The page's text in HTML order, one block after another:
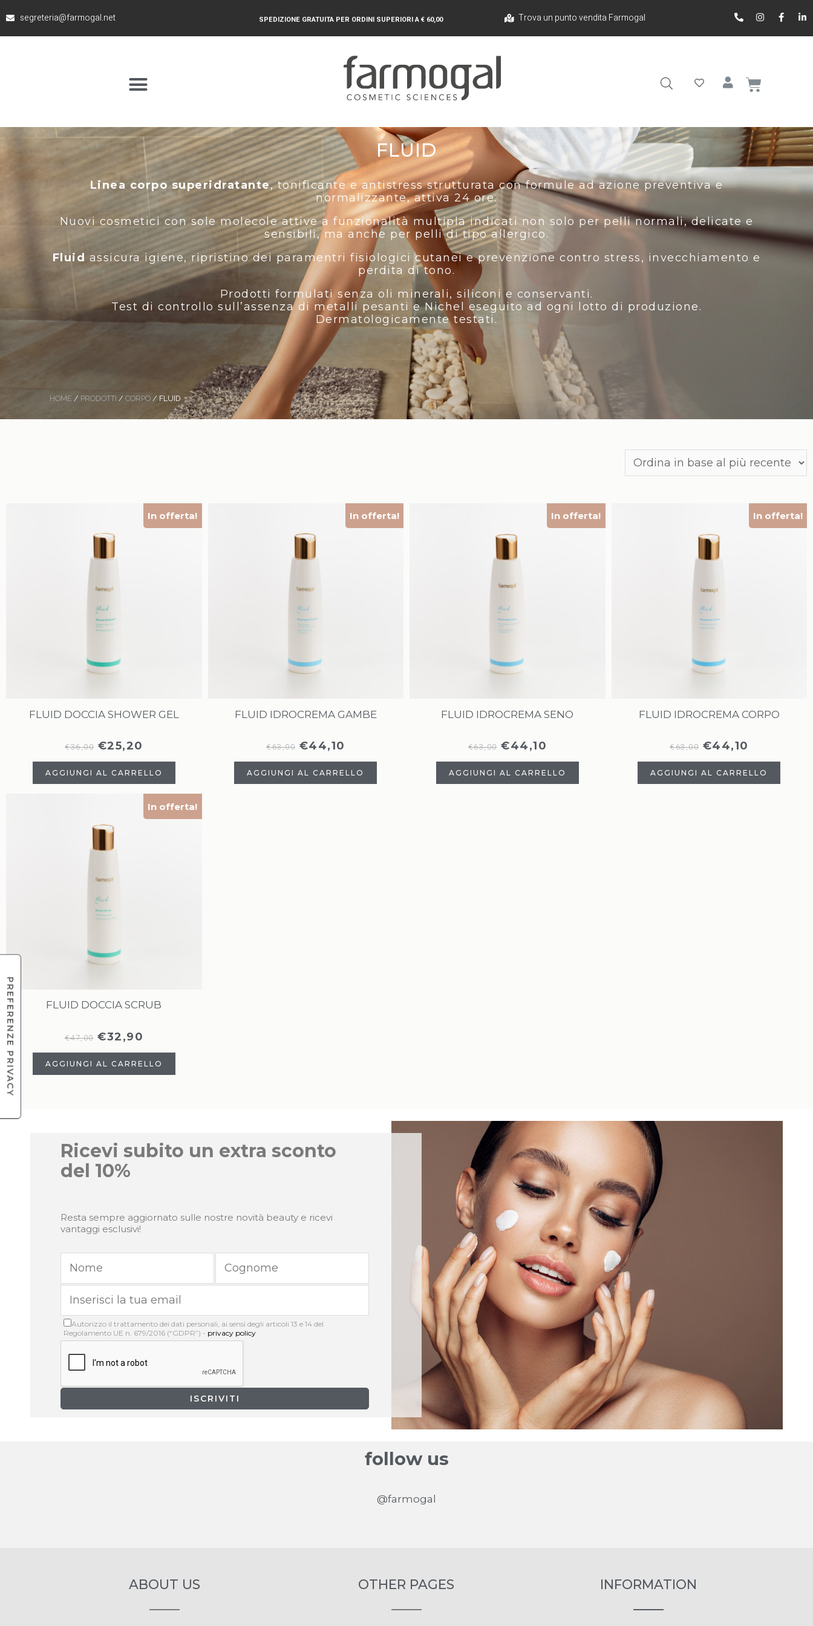
segreteria@farmogal.net SPEDIZIONE GRATUITA PER ORDINI SUPERIORI A € 60,00 Trova un punto vendita Farmogal
FLUID
Linea corpo superidratante, tonificante e antistress strutturata con formule ad azione preventiva e
normalizzante, attiva 24 ore.
Nuovi cosmetici con sole molecole attive a funzionalità multipla indicati non solo per pelli normali, delicate e
sensibili, ma anche per pelli di tipo allergico.
Fluid assicura igiene, ripristino dei paramentri fisiologici cutanei e prevenzione contro stress, invecchiamento e
perdita di tono.
Prodotti formulati senza oli minerali, siliconi e conservanti.
Test di controllo sull’assenza di metalli pesanti e Nichel eseguito ad ogni lotto di produzione.
Dermatologicamente testati.
HOME / PRODOTTI / CORPO / FLUID
In offerta!
FLUID DOCCIA SHOWER GEL
€36,00 €25,20
AGGIUNGI AL CARRELLO
In offerta!
FLUID IDROCREMA GAMBE
€63,00 €44,10
AGGIUNGI AL CARRELLO
In offerta!
FLUID IDROCREMA SENO
€63,00 €44,10
AGGIUNGI AL CARRELLO
In offerta!
FLUID IDROCREMA CORPO
€63,00 €44,10
AGGIUNGI AL CARRELLO
In offerta!
FLUID DOCCIA SCRUB
€47,00 €32,90
AGGIUNGI AL CARRELLO
Ricevi subito un extra sconto
del 10%
Resta sempre aggiornato sulle nostre novità beauty e ricevi
vantaggi esclusivi!
Autorizzo il trattamento dei dati personali, ai sensi degli articoli 13 e 14 del
Regolamento UE n. 679/2016 (“GDPR”) - privacy policy
follow us
@farmogal
ABOUT US OTHER PAGES INFORMATION